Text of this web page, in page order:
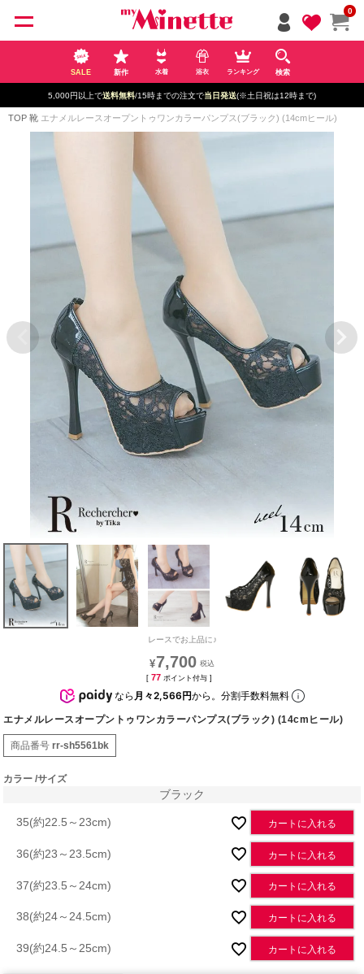
0
SALE 新作 水着 浴衣 ランキング 検索
5,000円以上で送料無料/15時までの注文で当日発送(※土日祝は12時まで)
TOP 靴 エナメルレースオープントゥワンカラーパンプス(ブラック) (14cmヒール)
レースでお上品に♪
¥7,700
[ 77 ポイント付与 ]
なら 月々2,566円から。分割手数料無料
エナメルレースオープントゥワンカラーパンプス(ブラック) (14cmヒール)
商品番号 rr-sh5561bk
カラー サイズ
ブラック
35(約22.5～23cm) カートに入れる
36(約23～23.5cm) カートに入れる
37(約23.5～24cm) カートに入れる
38(約24～24.5cm) カートに入れる
39(約24.5～25cm) カートに入れる
ペー
ジト
ップ